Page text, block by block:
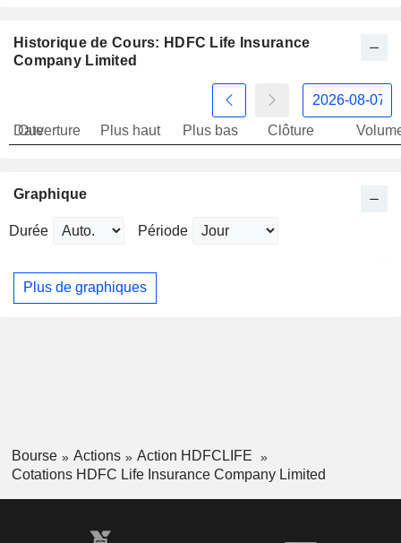
Historique de Cours: HDFC Life Insurance
Company Limited
Date
Ouverture Plus haut Plus bas Clôture
Graphique
Durée Période
Plus de graphiques
Bourse Actions
Action HDFCLIFE
Cotations HDFC Life Insurance Company Limited